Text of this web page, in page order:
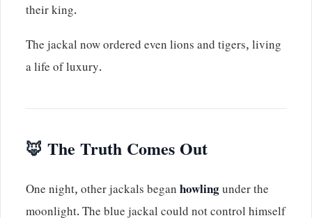
their king.
The jackal now ordered even lions and tigers, living
a life of luxury.
🦊 The Truth Comes Out
One night, other jackals beganhowlingunder the
moonlight. The blue jackal could not control himself